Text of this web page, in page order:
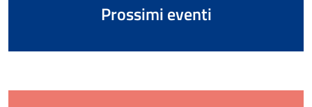
Prossimi eventi